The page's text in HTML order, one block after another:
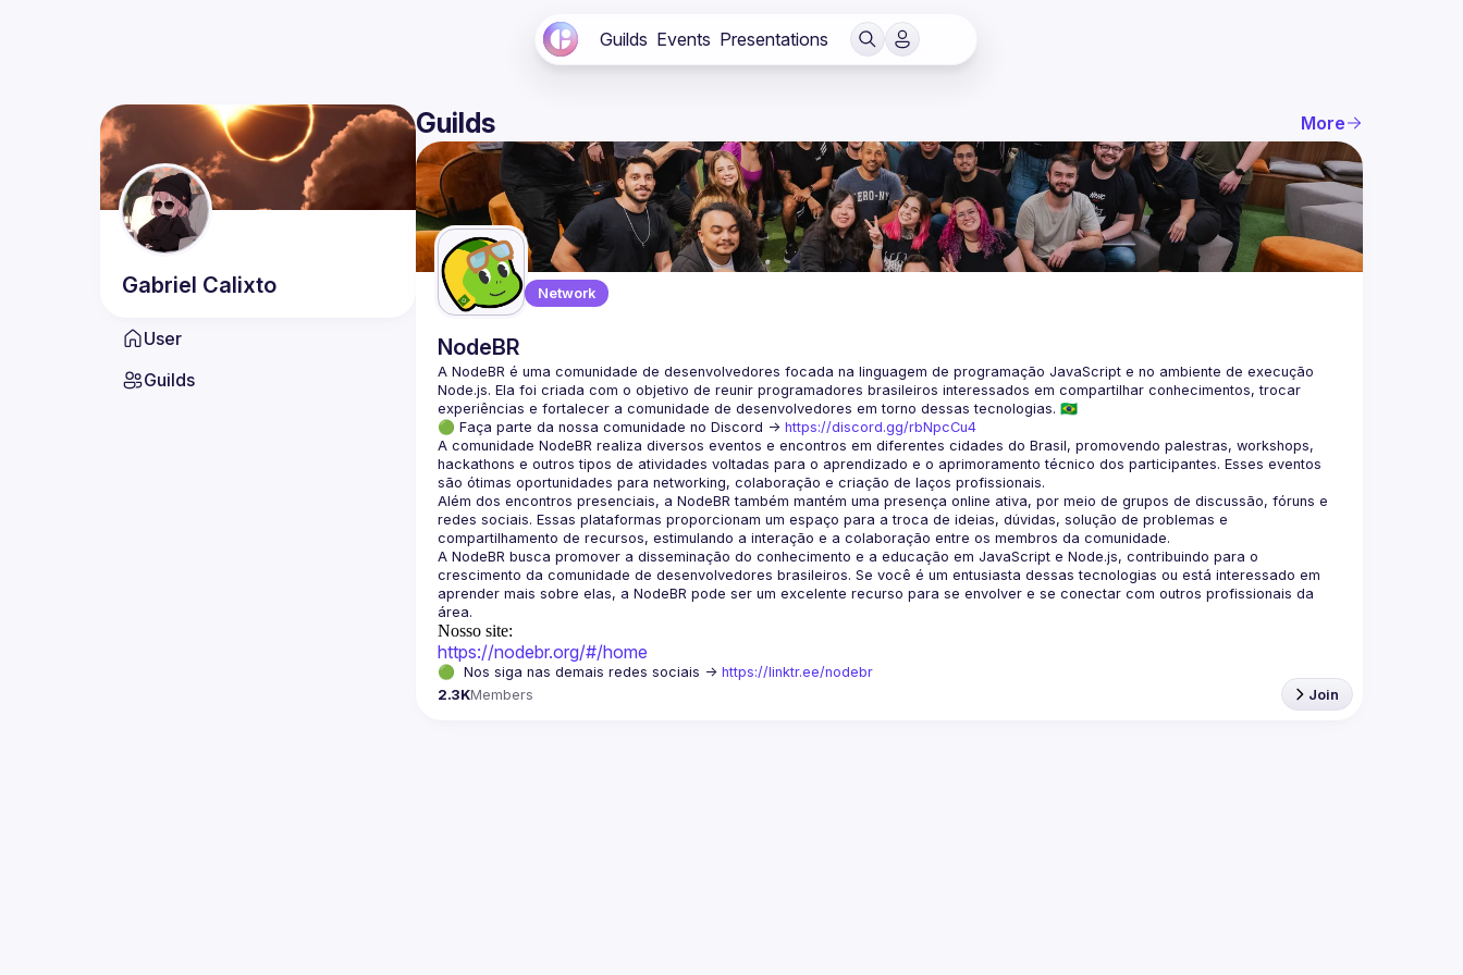
Guilds Events Presentations
Gabriel Calixto
User
Guilds
Guilds More
Network
NodeBR
A NodeBR é uma comunidade de desenvolvedores focada na linguagem de programação JavaScript e no ambiente de execução
Node.js. Ela foi criada com o objetivo de reunir programadores brasileiros interessados em compartilhar conhecimentos, trocar
🟢 Faça parte da nossa comunidade no Discord -> https://discord.gg/rbNpcCu4
A comunidade NodeBR realiza diversos eventos e encontros em diferentes cidades do Brasil, promovendo palestras, workshops,
hackathons e outros tipos de atividades voltadas para o aprendizado e o aprimoramento técnico dos participantes. Esses eventos
Além dos encontros presenciais, a NodeBR também mantém uma presença online ativa, por meio de grupos de discussão, fóruns e
redes sociais. Essas plataformas proporcionam um espaço para a troca de ideias, dúvidas, solução de problemas e
A NodeBR busca promover a disseminação do conhecimento e a educação em JavaScript e Node.js, contribuindo para o
crescimento da comunidade de desenvolvedores brasileiros. Se você é um entusiasta dessas tecnologias ou está interessado em
aprender mais sobre elas, a NodeBR pode ser um excelente recurso para se envolver e se conectar com outros profissionais da
Nosso site:
https://nodebr.org/#/home
🟢  Nos siga nas demais redes sociais -> https://linktr.ee/nodebr
2.3KMembers Join